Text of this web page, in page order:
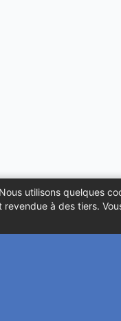
utilisons quelques
à des tiers.